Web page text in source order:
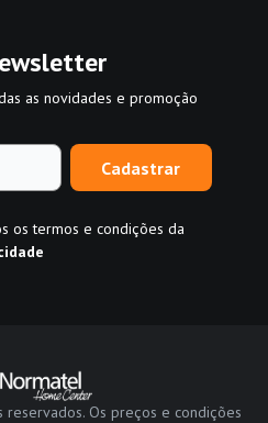
as novidades e promoção
Cadastrar
os termos e condições da
Os preços e condições